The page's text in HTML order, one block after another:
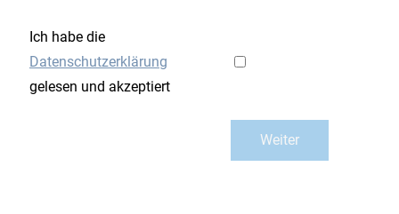
Ich habe die
Datenschutzerklärung
gelesen und akzeptiert